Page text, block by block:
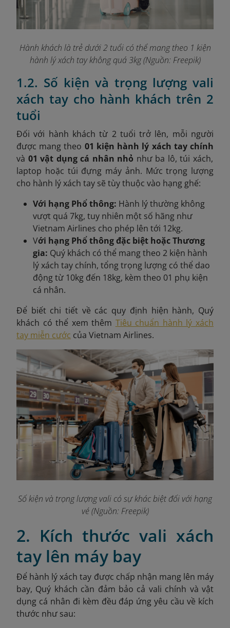
Hành khách là trẻ dưới 2 tuổi có thể mang theo 1 kiện
hành lý xách tay không quá 3kg (Nguồn: Freepik)
1.2. Số kiện và trọng lượng vali
xách tay cho hành khách trên 2
tuổi
Đối với hành khách từ 2 tuổi trở lên, mỗi người
được mang theo 01 kiện hành lý xách tay chính
và 01 vật dụng cá nhân nhỏ như ba lô, túi xách,
laptop hoặc túi đựng máy ảnh. Mức trọng lượng
cho hành lý xách tay sẽ tùy thuộc vào hạng ghế:
Với hạng Phổ thông: Hành lý thường không
vượt quá 7kg, tuy nhiên một số hãng như
Vietnam Airlines cho phép lên tới 12kg.
Với hạng Phổ thông đặc biệt hoặc Thương
gia: Quý khách có thể mang theo 2 kiện hành
lý xách tay chính, tổng trọng lượng có thể dao
động từ 10kg đến 18kg, kèm theo 01 phụ kiện
cá nhân.
Để biết chi tiết về các quy định hiện hành, Quý
khách có thể xem thêm Tiêu chuẩn hành lý xách
tay miễn cước của Vietnam Airlines.
Số kiện và trọng lượng vali có sự khác biệt đối với hạng
vé (Nguồn: Freepik)
2. Kích thước vali xách
tay lên máy bay
Để hành lý xách tay được chấp nhận mang lên máy
bay, Quý khách cần đảm bảo cả vali chính và vật
dụng cá nhân đi kèm đều đáp ứng yêu cầu về kích
thước như sau: